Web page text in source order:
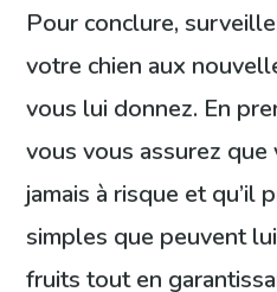
Pour conclure,
votre chien aux
vous lui donnez. En
vous vous assurez que
jamais à risque et qu’il
simples que peuvent
fruits tout en